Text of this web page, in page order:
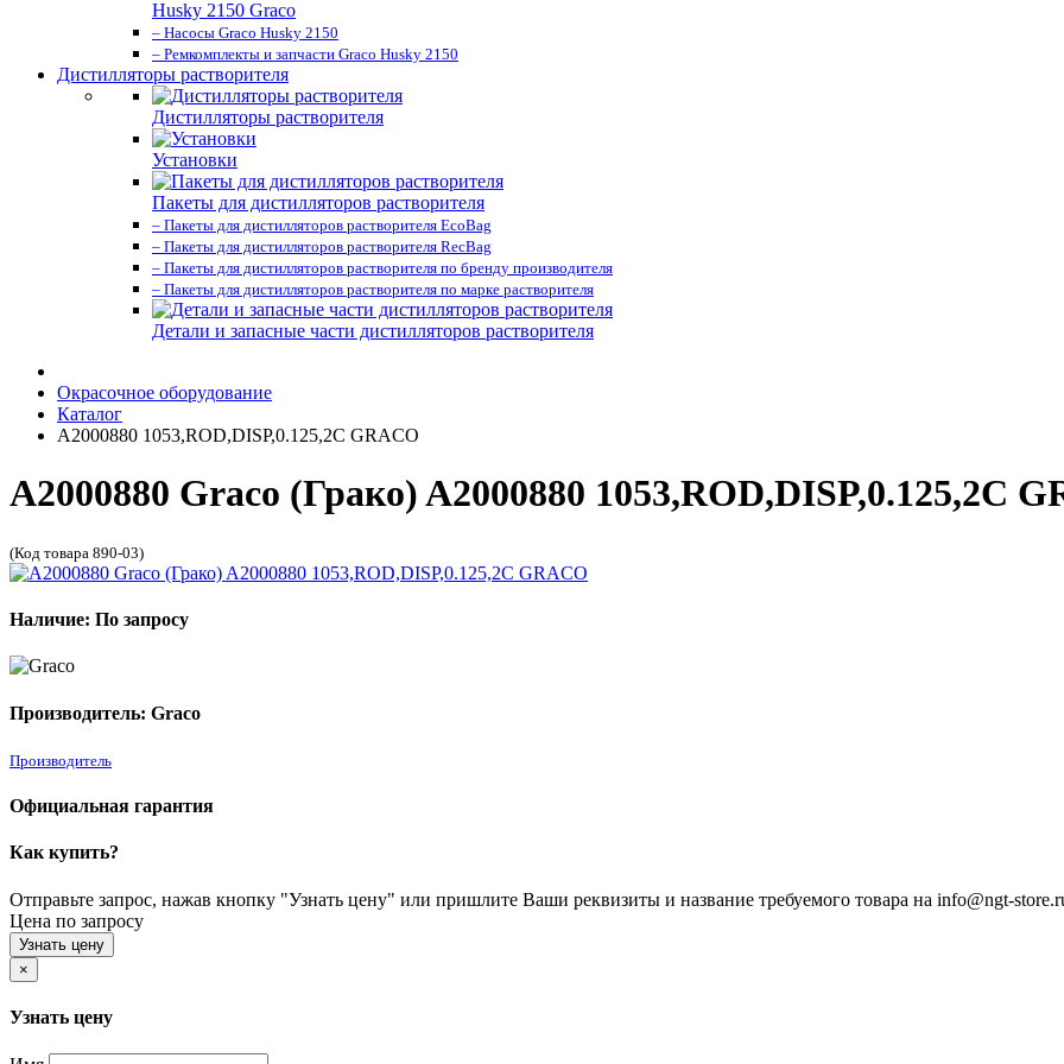
Husky 2150 Graco
– Насосы Graco Husky 2150
– Ремкомплекты и запчасти Graco Husky 2150
Дистилляторы растворителя
Дистилляторы растворителя
Установки
Пакеты для дистилляторов растворителя
– Пакеты для дистилляторов растворителя EcoBag
– Пакеты для дистилляторов растворителя RecBag
– Пакеты для дистилляторов растворителя по бренду производителя
– Пакеты для дистилляторов растворителя по марке растворителя
Детали и запасные части дистилляторов растворителя
Окрасочное оборудование
Каталог
A2000880 1053,ROD,DISP,0.125,2C GRACO
A2000880 Graco (Грако) A2000880 1053,ROD,DISP,0.125,2C
(Код товара 890-03)
Наличие: По запросу
Производитель: Graco
Производитель
Официальная гарантия
Как купить?
Отправьте запрос, нажав кнопку "Узнать цену" или пришлите Ваши реквизиты и название требуемого товара на info@ngt-
Цена по запросу
Узнать цену
×
Узнать цену